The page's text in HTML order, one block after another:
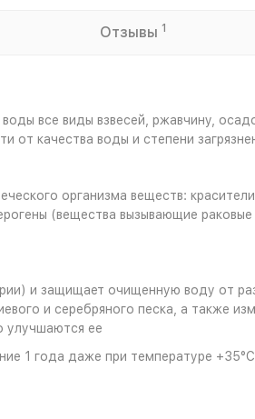
Отзывы 1
все виды взвесей, ржавчину,
от качества воды и степени
организма веществ:
(вещества вызывающие
и защищает очищенную воду от
и серебряного песка, а также
улучшаются ее
1 года даже при температуре